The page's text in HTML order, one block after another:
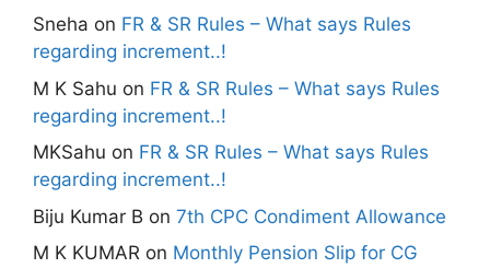
Sneha on FR & SR Rules – What says Rules
regarding increment..!
M K Sahu on FR & SR Rules – What says Rules
regarding increment..!
MKSahu on FR & SR Rules – What says Rules
regarding increment..!
Biju Kumar B on 7th CPC Condiment Allowance
M K KUMAR on Monthly Pension Slip for CG